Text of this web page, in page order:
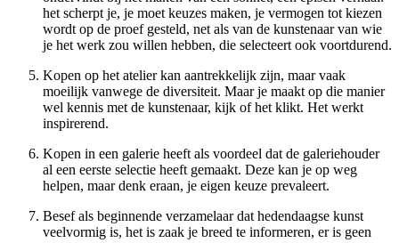
het scherpt je, je moet keuzes maken, je vermogen tot kiezen
wordt op de proef gesteld, net als van de kunstenaar van wie
je het werk zou willen hebben, die selecteert ook voortdurend.
Kopen op het atelier kan aantrekkelijk zijn, maar vaak
moeilijk vanwege de diversiteit. Maar je maakt op die manier
wel kennis met de kunstenaar, kijk of het klikt. Het werkt
inspirerend.
Kopen in een galerie heeft als voordeel dat de galeriehouder
al een eerste selectie heeft gemaakt. Deze kan je op weg
helpen, maar denk eraan, je eigen keuze prevaleert.
Besef als beginnende verzamelaar dat hedendaagse kunst
veelvormig is, het is zaak je breed te informeren, er is geen